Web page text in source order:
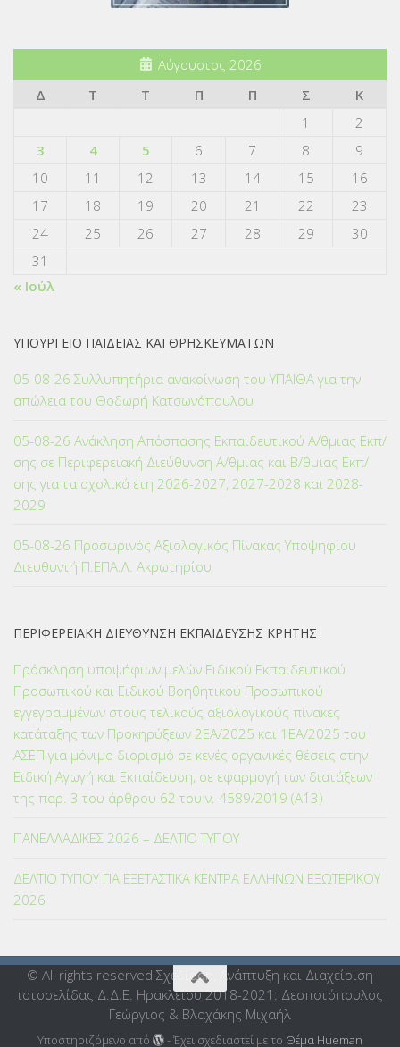
Αύγουστος 2026
Δ
Τ Τ Π Π Σ
Κ
1
2
3
4 5 6 7 8
9
10
11 12 13 14 15
16
17
18 19 20 21 22
23
24
25 26 27 28 29
30
31
« Ιούλ
ΥΠΟΥΡΓΕΙΟ ΠΑΙΔΕΙΑΣ ΚΑΙ ΘΡΗΣΚΕΥΜΑΤΩΝ
05-08-26 Συλλυπητήρια ανακοίνωση του ΥΠΑΙΘΑ για την
απώλεια του Θοδωρή Κατσωνόπουλου
05-08-26 Ανάκληση Απόσπασης Εκπαιδευτικού Α/θμιας Εκπ/
σης σε Περιφερειακή Διεύθυνση Α/θμιας και Β/θμιας Εκπ/
σης για τα σχολικά έτη 2026-2027, 2027-2028 και 2028-
2029
05-08-26 Προσωρινός Αξιολογικός Πίνακας Υποψηφίου
Διευθυντή Π.ΕΠΑ.Λ. Ακρωτηρίου
ΠΕΡΙΦΕΡΕΙΑΚΗ ΔΙΕΥΘΥΝΣΗ ΕΚΠΑΙΔΕΥΣΗΣ ΚΡΗΤΗΣ
Πρόσκληση υποψήφιων μελών Ειδικού Εκπαιδευτικού
Προσωπικού και Ειδικού Βοηθητικού Προσωπικού
εγγεγραμμένων στους τελικούς αξιολογικούς πίνακες
κατάταξης των Προκηρύξεων 2ΕΑ/2025 και 1ΕΑ/2025 του
ΑΣΕΠ για μόνιμο διορισμό σε κενές οργανικές θέσεις στην
Ειδική Αγωγή και Εκπαίδευση, σε εφαρμογή των διατάξεων
της παρ. 3 του άρθρου 62 του ν. 4589/2019 (Α΄13)
ΠΑΝΕΛΛΑΔΙΚΕΣ 2026 – ΔΕΛΤΙΟ ΤΥΠΟΥ
ΔΕΛΤΙΟ ΤΥΠΟΥ ΓΙΑ ΕΞΕΤΑΣΤΙΚΑ ΚΕΝΤΡΑ ΕΛΛΗΝΩΝ ΕΞΩΤΕΡΙΚΟΥ
2026
© All rights reserved Σχεδίαση, Ανάπτυξη και Διαχείριση
ιστοσελίδας Δ.Δ.Ε. Ηρακλείου 2018-2021: Δεσποτόπουλος
Γεώργιος & Βλαχάκης Μιχαήλ
Υποστηριζόμενο από - Έχει σχεδιαστεί με το Θέμα Ηueman